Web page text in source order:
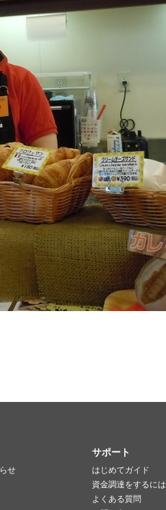
せ
サポート
はじめてガイド
資金調達をするには
よくある質問